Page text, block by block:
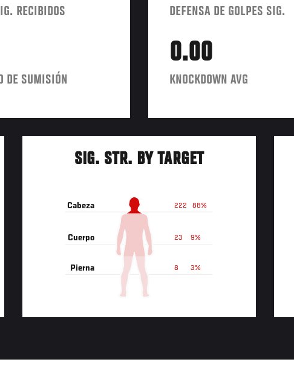
RECIBIDOS
DE SUMISIÓN
DEFENSA DE GOLPES SIG.
0.00
KNOCKDOWN AVG
SIG. STR. BY TARGET
88%
222
Cabeza
9%
23
Cuerpo
3%
8
Pierna